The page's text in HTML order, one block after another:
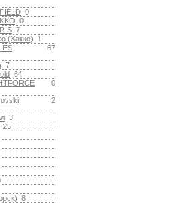
0
0
7
1
(Хакко)
67
7
64
0
2
3
25
8